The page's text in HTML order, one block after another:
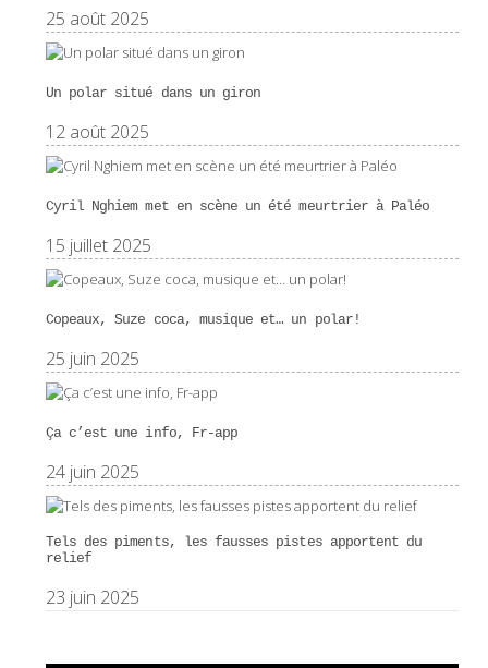
25 août 2025
Un polar situé dans un giron
12 août 2025
Cyril Nghiem met en scène un été meurtrier à Paléo
15 juillet 2025
Copeaux, Suze coca, musique et… un polar!
25 juin 2025
Ça c’est une info, Fr-app
24 juin 2025
Tels des piments, les fausses pistes apportent du
relief
23 juin 2025